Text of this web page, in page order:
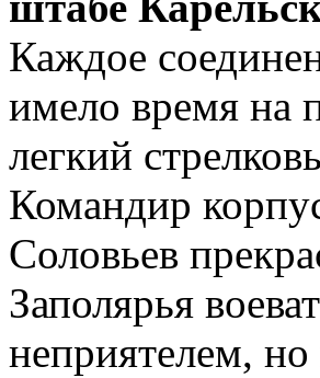
Каждое
имело время на
легкий
Командир
Соловьев
Заполярья
неприятелем,